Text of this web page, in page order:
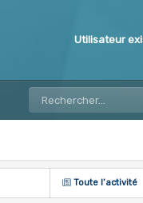
Utilisateur
Toute l’activité